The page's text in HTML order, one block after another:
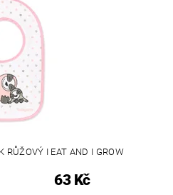
RŮŽOVÝ I EAT AND I GROW
63 Kč